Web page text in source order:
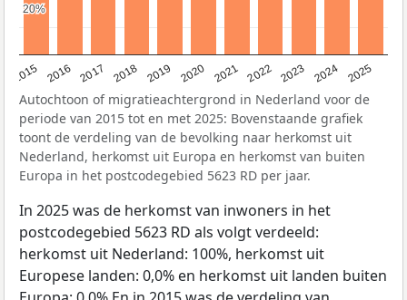
2015 2016 2017 2018 2019 2020 2021 2022 2023 2024 2025
20%
20%
Autochtoon of migratieachtergrond in Nederland voor de
periode van 2015 tot en met 2025: Bovenstaande grafiek
toont de verdeling van de bevolking naar herkomst uit
Nederland, herkomst uit Europa en herkomst van buiten
Europa in het postcodegebied 5623 RD per jaar.
In 2025 was de herkomst van inwoners in het
postcodegebied 5623 RD als volgt verdeeld:
herkomst uit Nederland: 100%, herkomst uit
Europese landen: 0,0% en herkomst uit landen buiten